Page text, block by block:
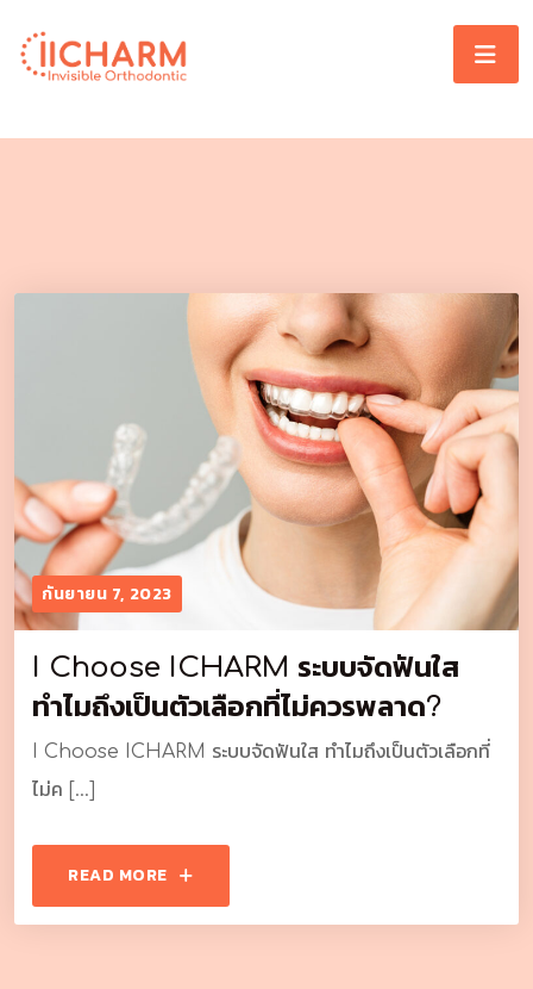
กันยายน 7, 2023
I Choose ICHARM ระบบจัดฟันใส
ทำไมถึงเป็นตัวเลือกที่ไม่ควรพลาด?
I Choose ICHARM ระบบจัดฟันใส ทำไมถึงเป็นตัวเลือกที่
ไม่ค […]
READ MORE